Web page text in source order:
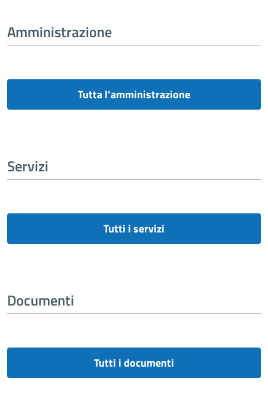
Amministrazione
Tutta l’amministrazione
Servizi
Tutti i servizi
Documenti
Tutti i documenti